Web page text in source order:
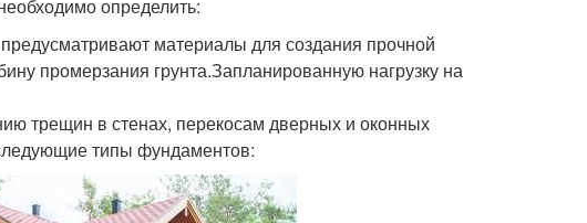
определить:
материалы для создания прочной
промерзания грунта.Запланированную нагрузку на
трещин в стенах, перекосам дверных и оконных
типы фундаментов: